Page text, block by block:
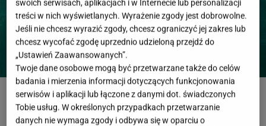
ROZWIĄŻ QUIZ
swoich serwisach, aplikacjach i w Internecie lub personalizacji
treści w nich wyświetlanych. Wyrażenie zgody jest dobrowolne.
Jeśli nie chcesz wyrazić zgody, chcesz ograniczyć jej zakres lub
chcesz wycofać zgodę uprzednio udzieloną przejdź do
„Ustawień Zaawansowanych”.
Twoje dane osobowe mogą być przetwarzane także do celów
badania i mierzenia informacji dotyczących funkcjonowania
serwisów i aplikacji lub łączone z danymi dot. świadczonych
Tobie usług. W określonych przypadkach przetwarzanie
danych nie wymaga zgody i odbywa się w oparciu o